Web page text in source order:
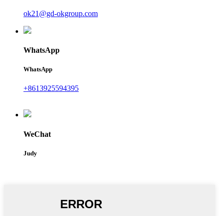
ok21@gd-okgroup.com
WhatsApp
WhatsApp
+8613925594395
WeChat
Judy